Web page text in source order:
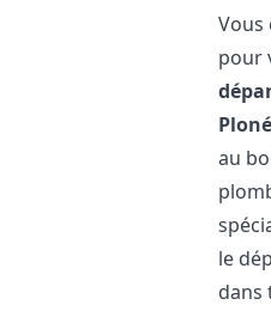
Vous
pour
au
le
dans